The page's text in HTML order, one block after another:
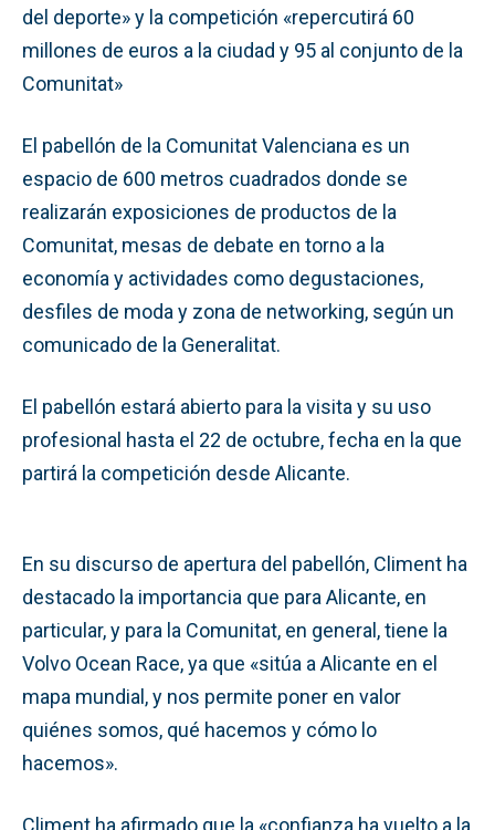
del deporte» y la competición «repercutirá 60
millones de euros a la ciudad y 95 al conjunto de la
Comunitat»
El pabellón de la Comunitat Valenciana es un
espacio de 600 metros cuadrados donde se
realizarán exposiciones de productos de la
Comunitat, mesas de debate en torno a la
economía y actividades como degustaciones,
desfiles de moda y zona de networking, según un
comunicado de la Generalitat.
El pabellón estará abierto para la visita y su uso
profesional hasta el 22 de octubre, fecha en la que
partirá la competición desde Alicante.
En su discurso de apertura del pabellón, Climent ha
destacado la importancia que para Alicante, en
particular, y para la Comunitat, en general, tiene la
Volvo Ocean Race, ya que «sitúa a Alicante en el
mapa mundial, y nos permite poner en valor
quiénes somos, qué hacemos y cómo lo
hacemos».
Climent ha afirmado que la «confianza ha vuelto a la